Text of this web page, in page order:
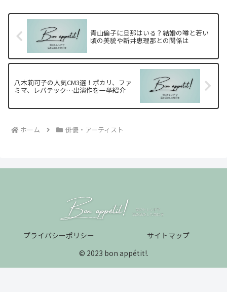
青山倫子に旦那はいる？結婚の噂と若い
頃の美貌や新井恵理那との関係は
八木莉可子の人気CM3選！ポカリ、ファ
ミマ、レバテック…出演作を一挙紹介
ホーム 俳優・アーティスト
プライバシーポリシー
サイトマップ
© 2023 bon appétit!.